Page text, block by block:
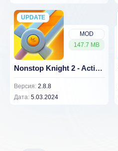
MOD
147.7 MB
UPDATE
NEW
Nonstop Knight 2 - Action RPG [ВЗЛОМ: бесконечная энергия] 2.8.8
Версия: 2.8.8
Дата: 5.03.2024